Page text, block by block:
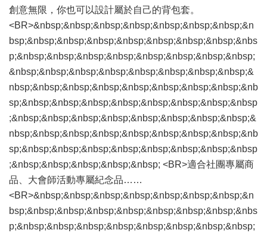
創意無限，你也可以設計屬於自己的背包套。
<BR>&nbsp;&nbsp;&nbsp;&nbsp;&nbsp;&nbsp;&nbsp;&n
bsp;&nbsp;&nbsp;&nbsp;&nbsp;&nbsp;&nbsp;&nbsp;&nbs
p;&nbsp;&nbsp;&nbsp;&nbsp;&nbsp;&nbsp;&nbsp;&nbsp;
&nbsp;&nbsp;&nbsp;&nbsp;&nbsp;&nbsp;&nbsp;&nbsp;&
nbsp;&nbsp;&nbsp;&nbsp;&nbsp;&nbsp;&nbsp;&nbsp;&nb
sp;&nbsp;&nbsp;&nbsp;&nbsp;&nbsp;&nbsp;&nbsp;&nbsp
;&nbsp;&nbsp;&nbsp;&nbsp;&nbsp;&nbsp;&nbsp;&nbsp;&
nbsp;&nbsp;&nbsp;&nbsp;&nbsp;&nbsp;&nbsp;&nbsp;&nb
sp;&nbsp;&nbsp;&nbsp;&nbsp;&nbsp;&nbsp;&nbsp;&nbsp
;&nbsp;&nbsp;&nbsp;&nbsp;&nbsp; <BR>適合社團專屬商
品、大會師活動專屬紀念品……
<BR>&nbsp;&nbsp;&nbsp;&nbsp;&nbsp;&nbsp;&nbsp;&n
bsp;&nbsp;&nbsp;&nbsp;&nbsp;&nbsp;&nbsp;&nbsp;&nbs
p;&nbsp;&nbsp;&nbsp;&nbsp;&nbsp;&nbsp;&nbsp;&nbsp;